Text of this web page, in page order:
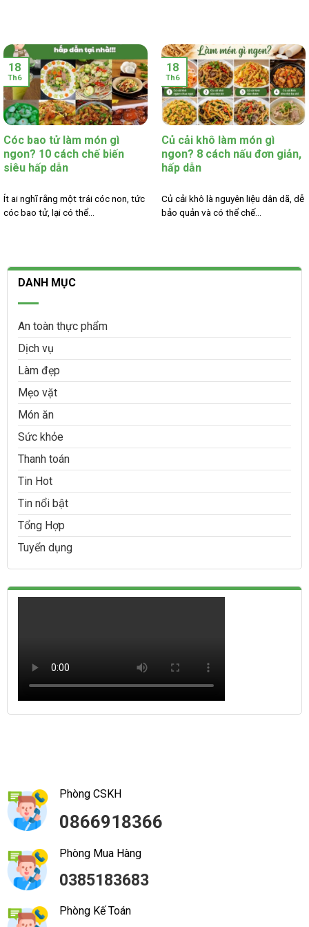
Cóc bao tử làm món gì
ngon? 10 cách chế biến
siêu hấp dẫn
Ít ai nghĩ rằng một trái cóc non, tức
cóc bao tử, lại có thể...
18
Th6
Củ cải khô làm món gì
ngon? 8 cách nấu đơn giản,
hấp dẫn
Củ cải khô là nguyên liệu dân dã, dễ
bảo quản và có thể chế...
18
Th6
DANH MỤC
An toàn thực phẩm
Dịch vụ
Làm đẹp
Mẹo vặt
Món ăn
Sức khỏe
Thanh toán
Tin Hot
Tin nổi bật
Tổng Hợp
Tuyển dụng
Phòng CSKH
0866918366
Phòng Mua Hàng
0385183683
Phòng Kế Toán